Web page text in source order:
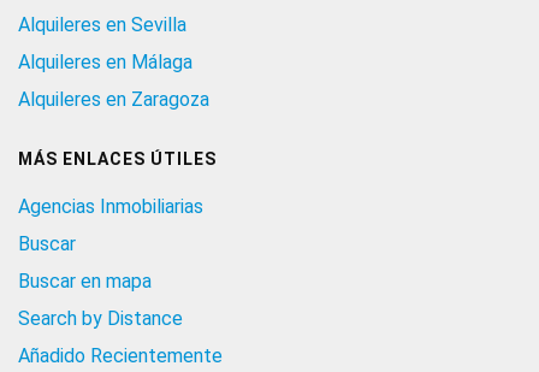
Alquileres en Sevilla
Alquileres en Málaga
Alquileres en Zaragoza
MÁS ENLACES ÚTILES
Agencias Inmobiliarias
Buscar
Buscar en mapa
Search by Distance
Añadido Recientemente